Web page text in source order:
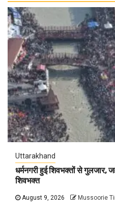
Uttarakhand
धर्मनगरी हुई शिवभक्तों से गुलजार,
शिवभक्त
August 9, 2026 Mussoorie